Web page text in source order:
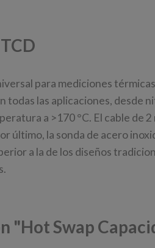
para mediciones
todas las aplicaciones, desde
a >170 °C. El cable de
último, la sonda de acero
a la de los diseños
"Hot Swap